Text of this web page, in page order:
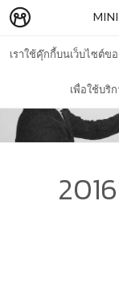
เราใช้คุ๊กกี้บนเว็บไซต์ข
เพื่อใช้บริ